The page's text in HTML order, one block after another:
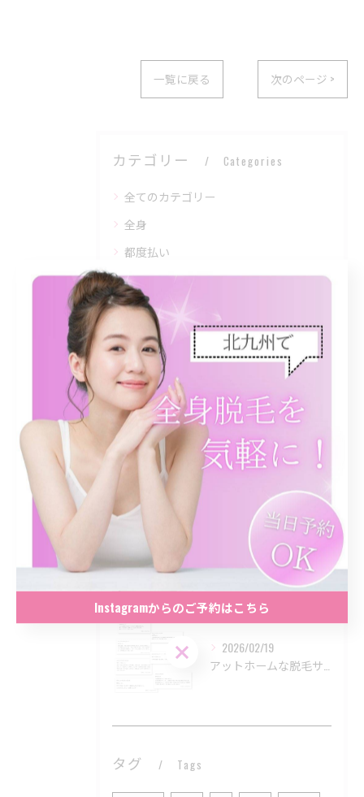
一覧に戻る 次のページ >
カテゴリー Categories
全てのカテゴリー
全身
都度払い
当日予約
VIO
個室
最近の投稿 Recent Posts
2026/04/23
2026/03/21
まだ間に合う‼️夏に向けて理想のツルスベ肌へ💎
2026/02/19
タグ Tags
Instagramからのご予約はこちら
Instagramからのご予約はこちら